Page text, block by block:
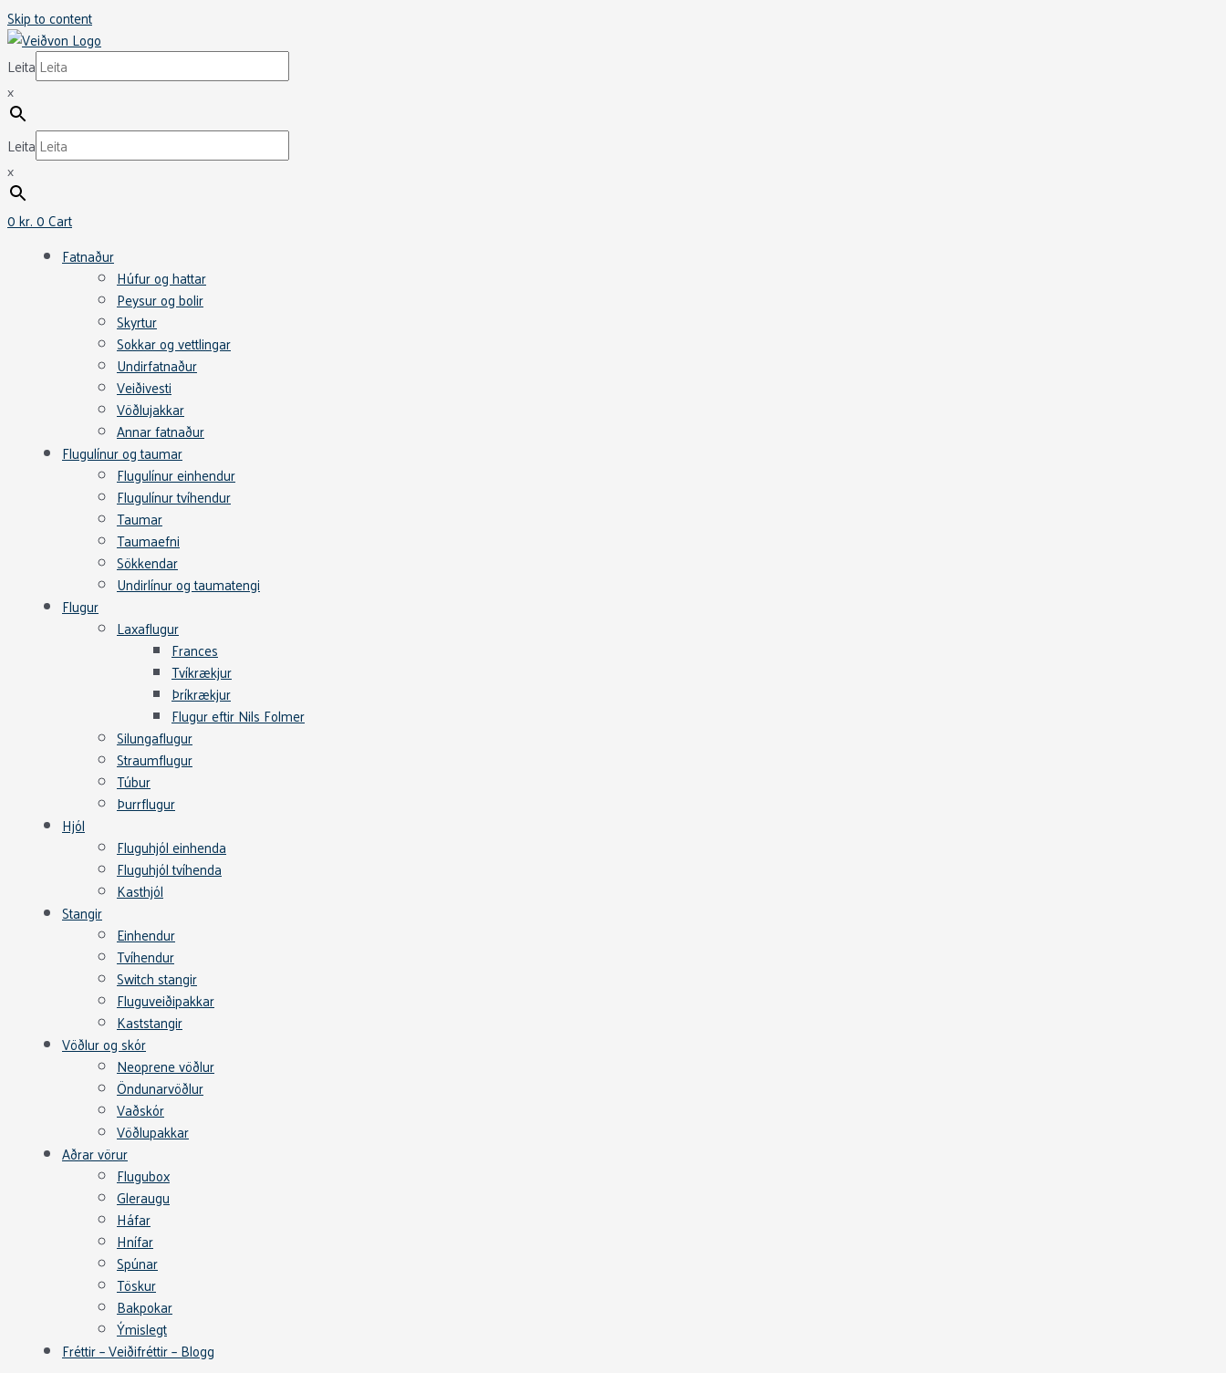
Skip to content
Leita
×
Leita
×
0kr.0Cart
Fatnaður
Húfur og hattar
Peysur og bolir
Skyrtur
Sokkar og vettlingar
Undirfatnaður
Veiðivesti
Vöðlujakkar
Annar fatnaður
Flugulínur og taumar
Flugulínur einhendur
Flugulínur tvíhendur
Taumar
Taumaefni
Sökkendar
Undirlínur og taumatengi
Flugur
Laxaflugur
Frances
Tvíkrækjur
Þríkrækjur
Flugur eftir Nils Folmer
Silungaflugur
Straumflugur
Túbur
Þurrflugur
Hjól
Fluguhjól einhenda
Fluguhjól tvíhenda
Kasthjól
Stangir
Einhendur
Tvíhendur
Switch stangir
Fluguveiðipakkar
Kaststangir
Vöðlur og skór
Neoprene vöðlur
Öndunarvöðlur
Vaðskór
Vöðlupakkar
Aðrar vörur
Flugubox
Gleraugu
Háfar
Hnífar
Spúnar
Töskur
Bakpokar
Ýmislegt
Fréttir – Veiðifréttir – Blogg